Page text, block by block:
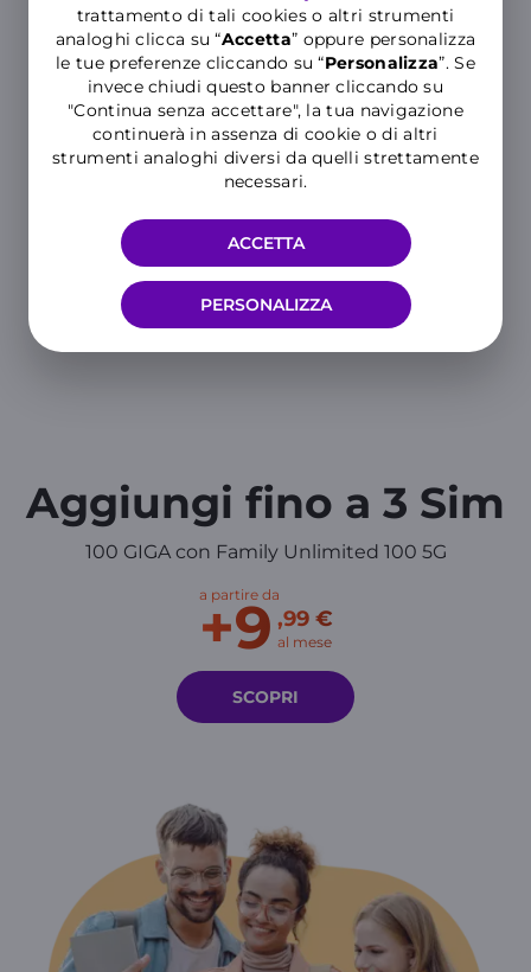
trattamento di tali cookies o altri strumenti
analoghi clicca su “Accetta” oppure personalizza
le tue preferenze cliccando su “Personalizza”. Se
invece chiudi questo banner cliccando su
"Continua senza accettare", la tua navigazione
continuerà in assenza di cookie o di altri
strumenti analoghi diversi da quelli strettamente
necessari.
PERSONALIZZA
ACCETTA
Blocco dei servizi a
sovrapprezzo
WINDTRE ti protegge dall'attivazione
non voluta dei contenuti a
Aggiungi fino a 3 Sim
100 GIGA con Family Unlimited 100 5G
a partire da
+9 ,99 €
al mese
SCOPRI